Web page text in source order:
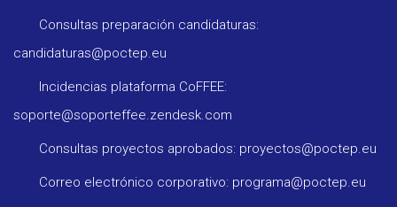
Consultas preparación candidaturas:
candidaturas@poctep.eu
Incidencias plataforma CoFFEE:
soporte@soporteffee.zendesk.com
Consultas proyectos aprobados: proyectos@poctep.eu
Correo electrónico corporativo: programa@poctep.eu